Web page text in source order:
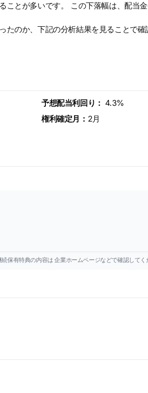
とが多いです。 この下落幅は、配当
たのか、下記の分析結果を見ることで確
予想配当利回り： 4.3%
権利確定月： 2月
保有特典の内容は 企業ホームページなどで確認してく